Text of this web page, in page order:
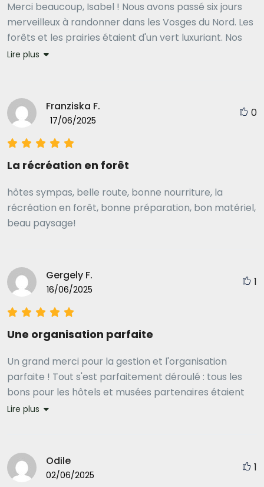
Merci beaucoup, Isabel ! Nous avons passé six jours
merveilleux à randonner dans les Vosges du Nord. Les
forêts et les prairies étaient d'un vert luxuriant. Nos
sentiers étaient bordés de baies délicieuses et de
forêt. L'hébergement était de qualité et le service de
transport fonctionnait toujours. Merci également
et les cartes. Nous vous recommanderons avec
plaisir. Antje & Dirk
Lire plus
Franziska F.
17/06/2025
0
La récréation en forêt
hôtes sympas, belle route, bonne nourriture, la
récréation en forêt, bonne préparation, bon matériel,
beau paysage!
Gergely F.
16/06/2025
1
Une organisation parfaite
Un grand merci pour la gestion et l'organisation
parfaite ! Tout s'est parfaitement déroulé : tous les
bons pour les hôtels et musées partenaires étaient
réservés à l'avance, le transport des bagages était
mais fantastique ! Que de forêts denses, de châteaux
et de ruines intéressants, de beaux villages et des
Lire plus
Odile
02/06/2025
1